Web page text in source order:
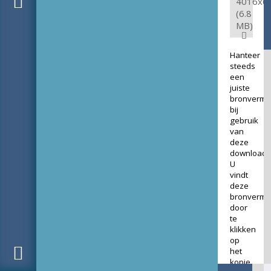
(6.8
MB)
Hanteer
steeds
een
juiste
bij
gebruik
van
deze
download.
U
vindt
deze
door
te
klikken
op
het
kopje